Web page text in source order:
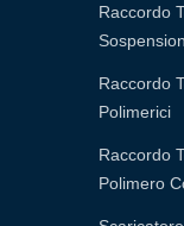
Raccordo
Raccordo
Polimerici
Raccordo
Polimero